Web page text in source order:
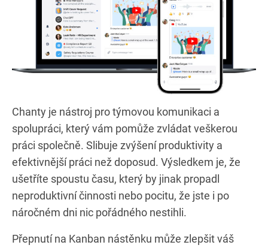
Chanty je nástroj pro týmovou komunikaci a
spolupráci, který vám pomůže zvládat veškerou
práci společně. Slibuje zvýšení produktivity a
efektivnější práci než doposud. Výsledkem je, že
ušetříte spoustu času, který by jinak propadl
neproduktivní činnosti nebo pocitu, že jste i po
náročném dni nic pořádného nestihli.
Přepnutí na Kanban nástěnku může zlepšit váš